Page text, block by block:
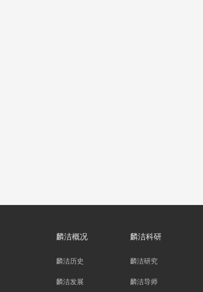
麟洁概况
麟洁历史
麟洁发展
麟洁科研
麟洁研究
麟洁导师